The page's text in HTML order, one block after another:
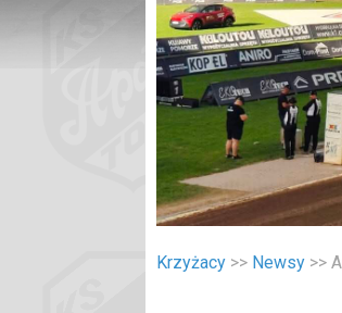
Krzyżacy >> Newsy >>